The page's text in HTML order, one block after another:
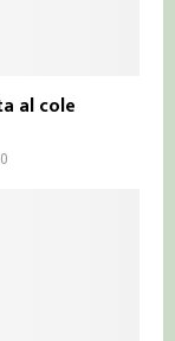
al cole
0